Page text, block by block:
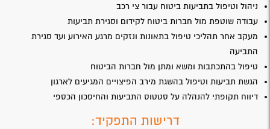
ניהול וטיפול בתביעות ביטוח עבור צי רכב
עבודה שוטפת מול חברות ביטוח לקידום וסגירת תביעות
מעקב אחר תהליכי טיפול בתאונות ונזקים מרגע האירוע ועד סגירת
התביעה
טיפול בהתכתבות ומשא ומתן מול חברות הביטוח
הגשת תביעות וטיפול בהשגת מירב הפיצויים המגיעים לארגון
דיווח תקופתי להנהלה על סטטוס התביעות והחיסכון הכספי
דרישות התפקיד: